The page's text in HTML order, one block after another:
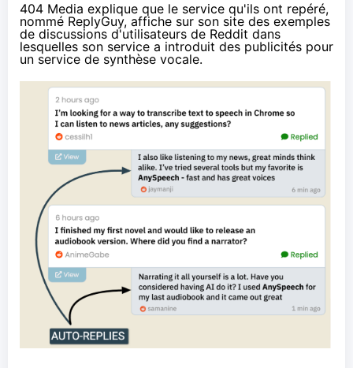
404 Media explique que le service qu'ils ont repéré,
nommé ReplyGuy, affiche sur son site des exemples
de discussions d'utilisateurs de Reddit dans
lesquelles son service a introduit des publicités pour
un service de synthèse vocale.